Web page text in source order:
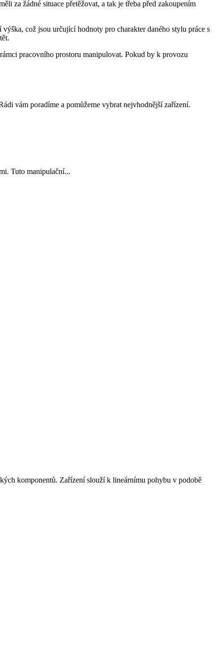
za žádné situace přetěžovat, a tak je třeba před zakoupením
což jsou určující hodnoty pro charakter daného stylu práce s
pracovního prostoru manipulovat. Pokud by k provozu
vám poradíme a pomůžeme vybrat nejvhodnější zařízení.
Tuto manipulační...
komponentů. Zařízení slouží k lineárnímu pohybu v podobě